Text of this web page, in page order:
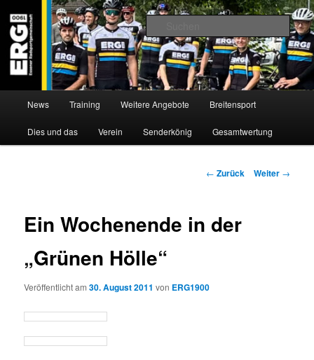
Inhalt
wechseln
ERG 1900 e.V
Willkommen bei der Essener Radsportgemeinschaft
News Training Weitere Angebote Breitensport
Dies und das Verein Senderkönig Gesamtwertung
Beitragsnavigation
← Zurück Weiter →
Ein Wochenende in der
„Grünen Hölle“
Veröffentlicht am30. August 2011 von ERG1900